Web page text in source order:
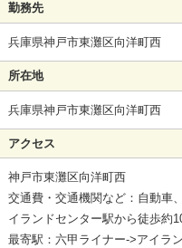
勤務先
兵庫県神戸市東灘区向洋町西
所在地
兵庫県神戸市東灘区向洋町西
アクセス
神戸市東灘区向洋町西
交通費・交通機関など：自動
イランドセンター駅から徒歩約
最寄駅：六甲ライナー->アイラ